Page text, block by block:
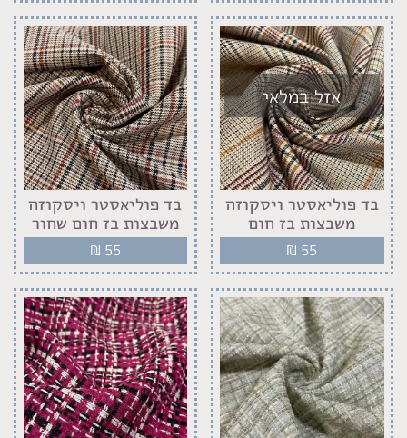
אזל במלאי
בד פוליאסטר ויסקוזה
משבצות בז חום
₪ 55
בד פוליאסטר ויסקוזה
משבצות בז חום שחור
₪ 55